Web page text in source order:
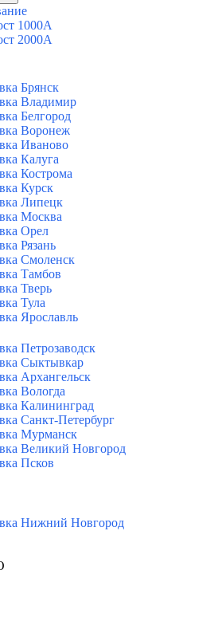
1000А
2000А
Брянск
Владимир
Белгород
Воронеж
Иваново
Калуга
Кострома
Курск
Липецк
Москва
Орел
Рязань
Смоленск
Тамбов
Тверь
Тула
Ярославль
Петрозаводск
Сыктывкар
Архангельск
Вологда
Калининград
Санкт-Петербург
Мурманск
Великий Новгород
Псков
Нижний Новгород